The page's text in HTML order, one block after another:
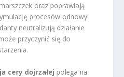
oraz poprawiają
procesów odnowy
neutralizują działanie
przyczynić się do
cery dojrzałej polega na